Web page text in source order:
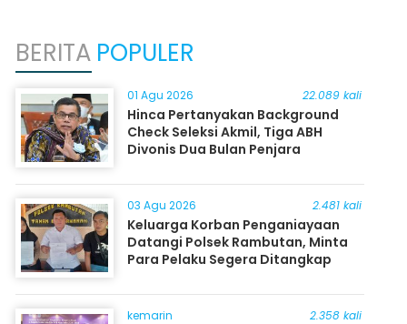
BERITA POPULER
01 Agu 2026 22.089 kali
Hinca Pertanyakan Background
Check Seleksi Akmil, Tiga ABH
Divonis Dua Bulan Penjara
03 Agu 2026 2.481 kali
Keluarga Korban Penganiayaan
Datangi Polsek Rambutan, Minta
Para Pelaku Segera Ditangkap
kemarin 2.358 kali